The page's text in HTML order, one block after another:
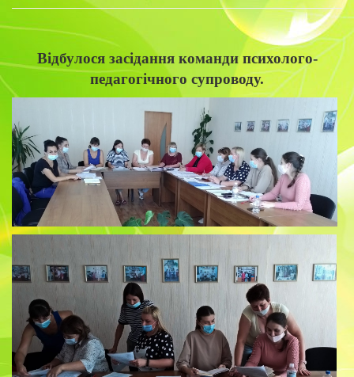
Відбулося засідання команди психолого-
педагогічного супроводу.